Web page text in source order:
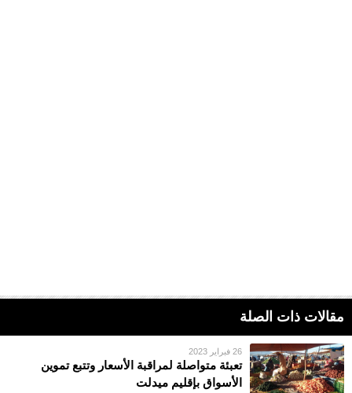
مقالات ذات الصلة
26 فبراير 2023
تعبئة متواصلة لمراقبة الأسعار وتتبع تموين
الأسواق بإقليم ميدلت